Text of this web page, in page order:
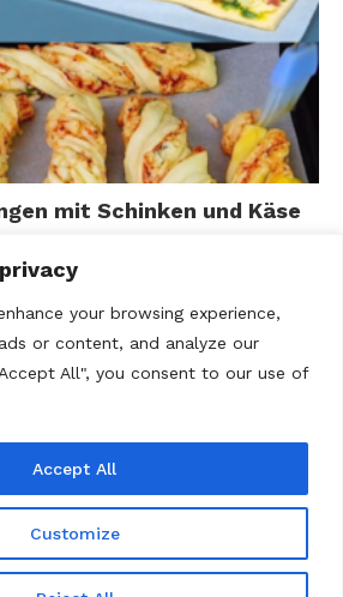
your browsing experience,
or content, and analyze our
All", you consent to our use of
Customize
Accept All
policy Terms Of Use Über uns
Reserved. Rezepte Home